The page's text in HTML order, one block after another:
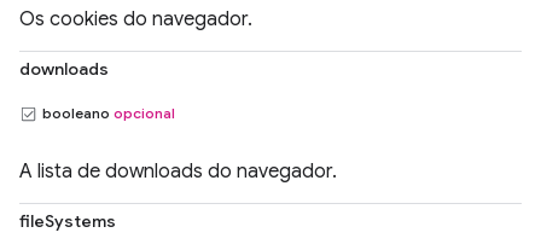
Os cookies do navegador.
downloads
booleano opcional
A lista de downloads do navegador.
fileSystems